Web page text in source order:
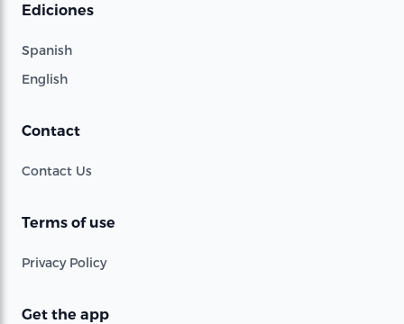
Ediciones
Spanish
English
Contact
Contact Us
Terms of use
Privacy Policy
Get the app